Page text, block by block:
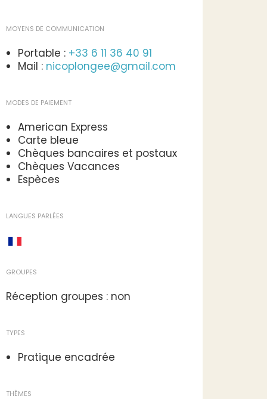
MOYENS DE COMMUNICATION
Portable : +33 6 11 36 40 91
Mail : nicoplongee@gmail.com
MODES DE PAIEMENT
American Express
Carte bleue
Chèques bancaires et postaux
Chèques Vacances
Espèces
LANGUES PARLÉES
GROUPES
Réception groupes : non
TYPES
Pratique encadrée
THÈMES